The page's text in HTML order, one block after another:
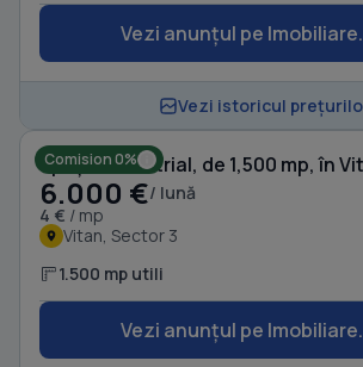
Vezi anunțul pe
Vezi istoricul
Comision 0%
Spațiu industrial, de 1,500 mp, în
6.000 €/ lună
4 € / mp
Vitan, Sector 3
1.500 mp utili
Vezi anunțul pe